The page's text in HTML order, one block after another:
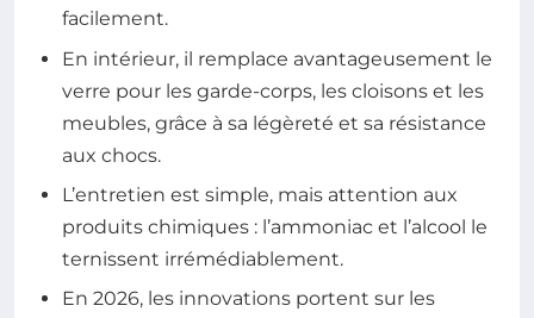
facilement.
En intérieur, il remplace avantageusement le
verre pour les garde-corps, les cloisons et les
meubles, grâce à sa légèreté et sa résistance
aux chocs.
L’entretien est simple, mais attention aux
produits chimiques : l’ammoniac et l’alcool le
ternissent irrémédiablement.
En 2026, les innovations portent sur les